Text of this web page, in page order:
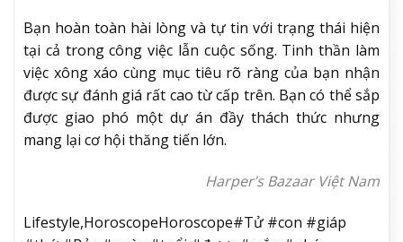
Bạn hoàn toàn hài lòng và tự tin với trạng thái hiện
tại cả trong công việc lẫn cuộc sống. Tinh thần làm
việc xông xáo cùng mục tiêu rõ ràng của bạn nhận
được sự đánh giá rất cao từ cấp trên. Bạn có thể sắp
được giao phó một dự án đầy thách thức nhưng
mang lại cơ hội thăng tiến lớn.
Harper’s Bazaar Việt Nam
Lifestyle,HoroscopeHoroscope#Tử #con #giáp